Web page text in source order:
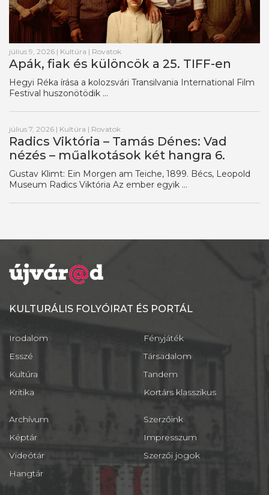
július 9, 2026 | Kultúra | Rovatok
Apák, fiak és különcök a 25. TIFF-en
Hegyi Réka írása a kolozsvári Transilvania International Film
Festival huszonötödik ...
július 7, 2026 | Kultúra | Rovatok
Radics Viktória – Tamás Dénes: Vad
nézés – műalkotások két hangra 6.
Gustav Klimt: Ein Morgen am Teiche, 1899. Bécs, Leopold
Museum Radics Viktória Az ember egyik ...
KULTURÁLIS FOLYÓIRAT ÉS PORTÁL
Irodalom
Esszé
Kultúra
Kritika
Fényjáték
Társadalom
Tandem
Kortárs klasszikus
Archívum
Képtár
Videótár
Hangtár
Szerzőink
Impresszum
Szerzői jogok